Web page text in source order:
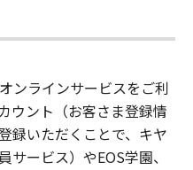
ンラインサービスをご利
ウント（お客さま登録情
録いただくことで、キヤ
ービス）やEOS学園、